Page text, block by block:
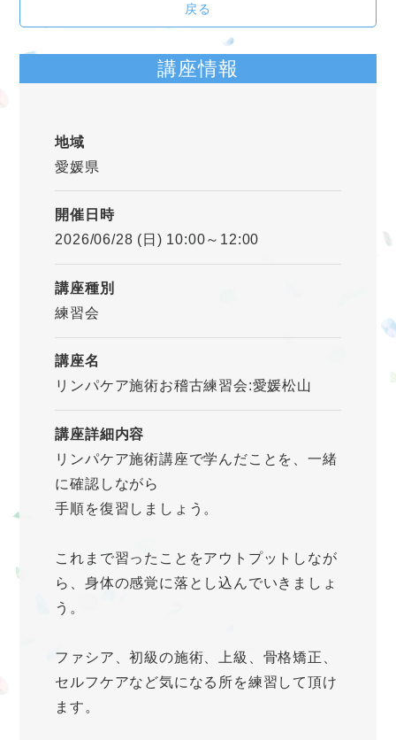
戻る
講座情報
地域
愛媛県
開催日時
2026/06/28 (日) 10:00～12:00
講座種別
練習会
講座名
リンパケア施術お稽古練習会:愛媛松山
講座詳細内容
リンパケア施術講座で学んだことを、一緒
に確認しながら
手順を復習しましょう。
これまで習ったことをアウトプットしなが
ら、身体の感覚に落とし込んでいきましょ
う。
ファシア、初級の施術、上級、骨格矯正、
セルフケアなど気になる所を練習して頂け
ます。